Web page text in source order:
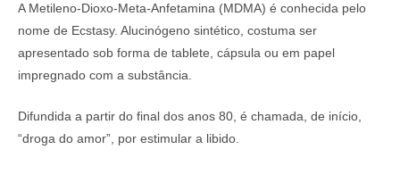
A Metileno-Dioxo-Meta-Anfetamina (MDMA) é conhecida pelo
nome de Ecstasy. Alucinógeno sintético, costuma ser
apresentado sob forma de tablete, cápsula ou em papel
impregnado com a substância.
Difundida a partir do final dos anos 80, é chamada, de início,
“droga do amor”, por estimular a libido.